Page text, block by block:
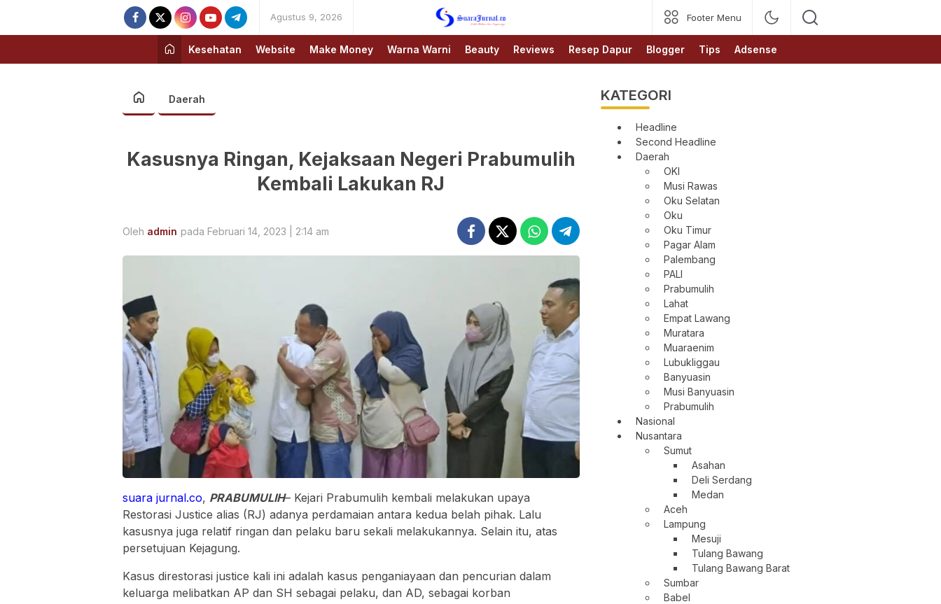
Agustus 9, 2026
SUARAJURNAL.CO
Footer Menu
Kesehatan Website Make Money Warna Warni Beauty Reviews Resep Dapur Blogger Tips Adsense
Daerah
Kasusnya Ringan, Kejaksaan Negeri Prabumulih
Kembali Lakukan RJ
Oleh admin pada Februari 14, 2023 | 2:14 am
suara jurnal.co, PRABUMULIH– Kejari Prabumulih kembali melakukan upaya
Restorasi Justice alias (RJ) adanya perdamaian antara kedua belah pihak. Lalu
kasusnya juga relatif ringan dan pelaku baru sekali melakukannya. Selain itu, atas
persetujuan Kejagung.
Kasus direstorasi justice kali ini adalah kasus penganiayaan dan pencurian dalam
keluarga melibatkan AP dan SH sebagai pelaku, dan AD, sebagai korban
KATEGORI
Headline
Second Headline
Daerah
OKI
Musi Rawas
Oku Selatan
Oku
Oku Timur
Pagar Alam
Palembang
PALI
Prabumulih
Lahat
Empat Lawang
Muratara
Muaraenim
Lubukliggau
Banyuasin
Musi Banyuasin
Prabumulih
Nasional
Nusantara
Sumut
Asahan
Deli Serdang
Medan
Aceh
Lampung
Mesuji
Tulang Bawang
Tulang Bawang Barat
Sumbar
Babel